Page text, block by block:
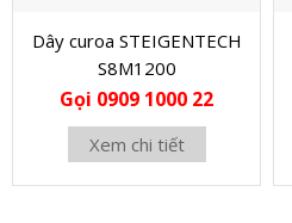
Dây curoa STEIGENTECH
S8M1200
Gọi 0909 1000 22
Xem chi tiết